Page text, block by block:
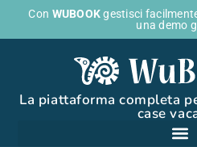
Con WUBOOKgestisci
una demo
La piattaforma completa
case